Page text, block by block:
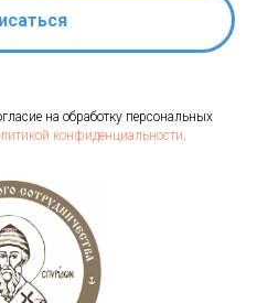
на обработку персональных
конфиденциальности.